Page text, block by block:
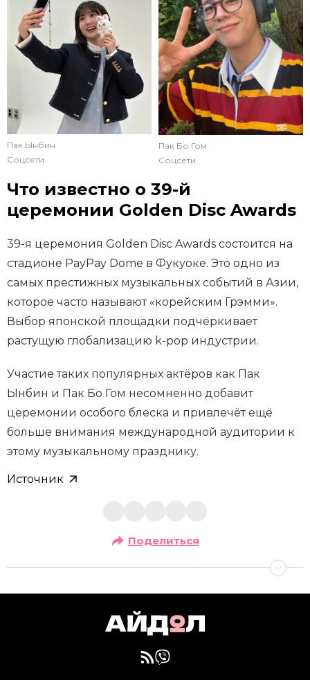
Пак Ынбин
Соцсети
Пак Бо Гом
Соцсети
Что известно о 39-й
церемонии Golden Disc Awards
39-я церемония Golden Disc Awards состоится на
стадионе PayPay Dome в Фукуоке. Это одно из
самых престижных музыкальных событий в Азии,
которое часто называют «корейским Грэмми».
Выбор японской площадки подчёркивает
растущую глобализацию k-pop индустрии.
Участие таких популярных актёров как Пак
Ынбин и Пак Бо Гом несомненно добавит
церемонии особого блеска и привлечёт ещё
больше внимания международной аудитории к
этому музыкальному празднику.
Источник
Поделиться